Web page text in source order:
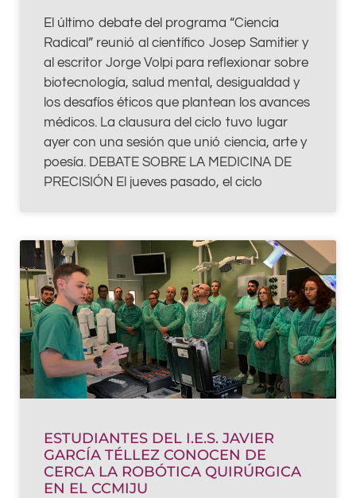
El último debate del programa “Ciencia
Radical” reunió al científico Josep Samitier y
al escritor Jorge Volpi para reflexionar sobre
biotecnología, salud mental, desigualdad y
los desafíos éticos que plantean los avances
médicos. La clausura del ciclo tuvo lugar
ayer con una sesión que unió ciencia, arte y
poesía. DEBATE SOBRE LA MEDICINA DE
PRECISIÓN El jueves pasado, el ciclo
ESTUDIANTES DEL I.E.S. JAVIER
GARCÍA TÉLLEZ CONOCEN DE
CERCA LA ROBÓTICA QUIRÚRGICA
EN EL CCMIJU